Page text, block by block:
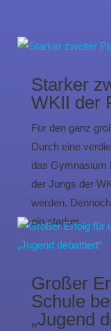
Starker
WKII der
Für den ganz
Durch eine
das Gymnasium
der Jungs der
werden.
ein starker...
Großer
Schule
„Jugend